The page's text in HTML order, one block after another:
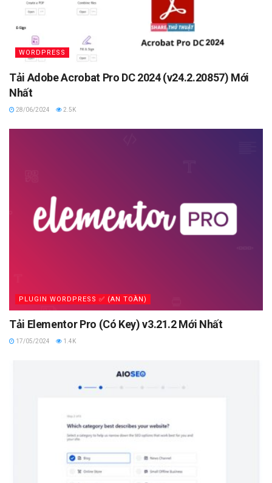
WORDPRESS
Tải Adobe Acrobat Pro DC 2024 (v24.2.20857) Mới
Nhất
28/06/2024 2.5K
PLUGIN WORDPRESS ✅ (AN TOÀN)
Tải Elementor Pro (Có Key) v3.21.2 Mới Nhất
17/05/2024 1.4K